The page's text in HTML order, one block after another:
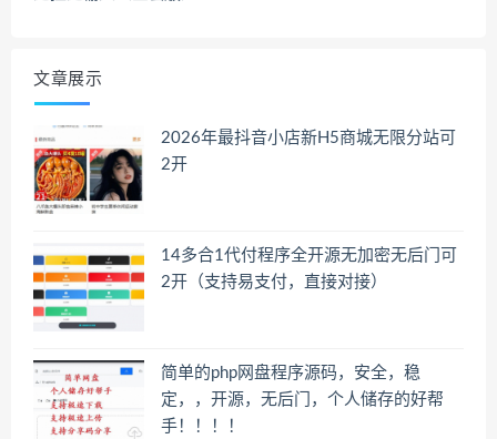
文章展示
2026年最抖音小店新H5商城无限分站可
2开
14多合1代付程序全开源无加密无后门可
2开（支持易支付，直接对接）
简单的php网盘程序源码，安全，稳
定，，开源，无后门，个人储存的好帮
手！！！！